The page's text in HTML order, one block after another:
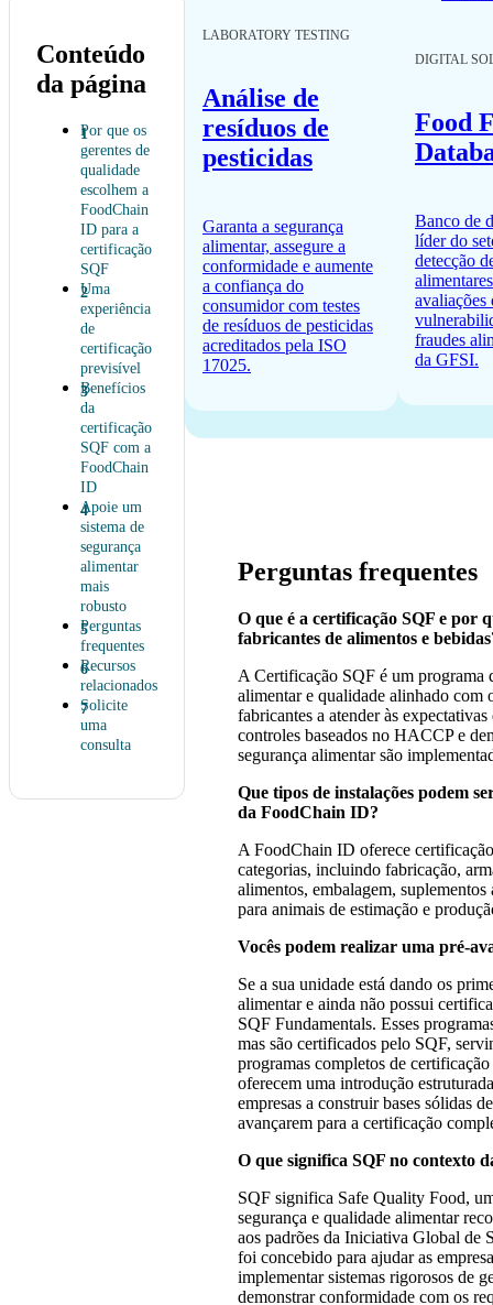
Conteúdo
da página
Por que os
gerentes de
qualidade
escolhem a
FoodChain
ID para a
certificação
SQF
Uma
experiência
de
certificação
previsível
Benefícios
da
certificação
SQF com a
FoodChain
ID
Apoie um
sistema de
segurança
alimentar
mais
robusto
Perguntas
frequentes
Recursos
relacionados
Solicite
uma
consulta
LABORATORY TESTING
Análise de
resíduos de
pesticidas
Garanta a segurança
alimentar, assegure a
conformidade e aumente
a confiança do
consumidor com testes
de resíduos de pesticidas
acreditados pela ISO
17025.
DIGITAL
Food
Banco de
líder do
detecção
avaliações
fraudes
da GFSI.
Perguntas frequentes
O que é a certificação SQF e por
fabricantes de alimentos e
A Certificação SQF é um programa
alimentar e qualidade alinhado com
fabricantes a atender às
controles baseados no HACCP e
segurança alimentar são
Que tipos de instalações podem
da FoodChain ID?
A FoodChain ID oferece
categorias, incluindo fabricação,
alimentos, embalagem,
para animais de estimação e
Vocês podem realizar uma pré-
Se a sua unidade está dando os
alimentar e ainda não possui
SQF Fundamentals. Esses
mas são certificados pelo SQF,
programas completos de
oferecem uma introdução
empresas a construir bases sólidas
avançarem para a certificação
O que significa SQF no contexto
SQF significa Safe Quality Food,
segurança e qualidade alimentar
aos padrões da Iniciativa Global de
foi concebido para ajudar as
implementar sistemas rigorosos de
demonstrar conformidade com os